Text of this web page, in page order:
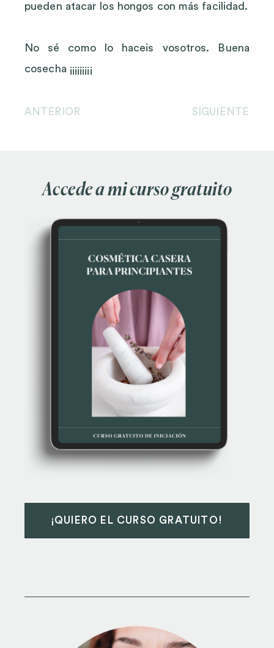
pueden atacar los hongos con más facilidad.
No sé como lo haceis vosotros. Buena
cosecha ¡¡¡¡¡¡¡¡¡
ANTERIOR SIGUIENTE
Accede a mi curso gratuito
¡QUIERO EL CURSO GRATUITO!